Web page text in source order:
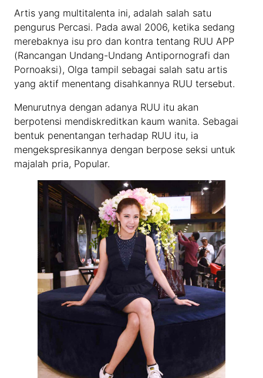
Artis yang multitalenta ini, adalah salah satu
pengurus Percasi. Pada awal 2006, ketika sedang
merebaknya isu pro dan kontra tentang RUU APP
(Rancangan Undang-Undang Antipornografi dan
Pornoaksi), Olga tampil sebagai salah satu artis
yang aktif menentang disahkannya RUU tersebut.
Menurutnya dengan adanya RUU itu akan
berpotensi mendiskreditkan kaum wanita. Sebagai
bentuk penentangan terhadap RUU itu, ia
mengekspresikannya dengan berpose seksi untuk
majalah pria, Popular.